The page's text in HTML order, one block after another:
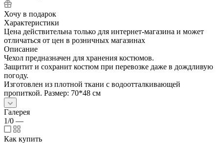
Хочу в подарок
Характеристики
Цена действительна только для интернет-магазина и может
отличаться от цен в розничных магазинах
Описание
Чехол предназначен для хранения костюмов.
Защитит и сохранит костюм при перевозке даже в дождливую
погоду.
Изготовлен из плотной ткани с водоотталкивающей
пропиткой. Размер: 70*48 см
Галерея
1/0 —
Как купить